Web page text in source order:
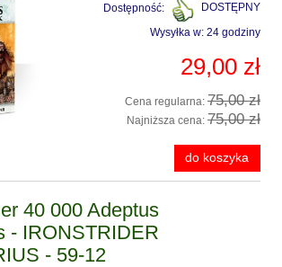
Dostępność:
DOSTĘPNY
Wysyłka w: 24 godziny
29,00 zł
Cena regularna: 75,00 zł
Najniższa cena: 75,00 zł
do koszyka
40 000 Adeptus
- IRONSTRIDER
- 59-12